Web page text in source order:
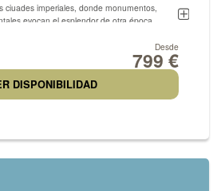
ciuades imperiales, donde monumentos,
evocan el esplendor de otra época.
patrimnio y la auténtica esencia marroquí.
Desde
799 €
DISPONIBILIDAD